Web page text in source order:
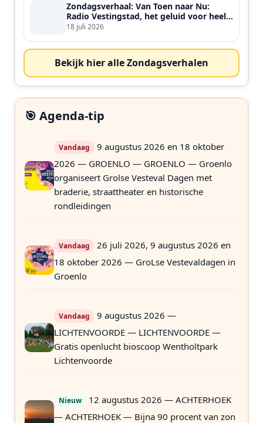
Zondagsverhaal: Van Toen naar Nu:
Radio Vestingstad, het geluid voor heel
de streek
18 juli 2026
Bekijk hier alle Zondagsverhalen
🎯 Agenda-tip
Vandaag
9 augustus 2026 en 18 oktober
2026 — GROENLO — GROENLO — Groenlo
organiseert Grolse Vesteval Dagen met
braderie, straattheater en historische
rondleidingen
Vandaag
26 juli 2026, 9 augustus 2026 en
18 oktober 2026 — GroLse Vestevaldagen in
Groenlo
Vandaag
9 augustus 2026 —
LICHTENVOORDE — LICHTENVOORDE —
Gratis openlucht bioscoop Wentholtpark
Lichtenvoorde
Nieuw
12 augustus 2026 — ACHTERHOEK
— ACHTERHOEK — Bijna 90 procent van zon